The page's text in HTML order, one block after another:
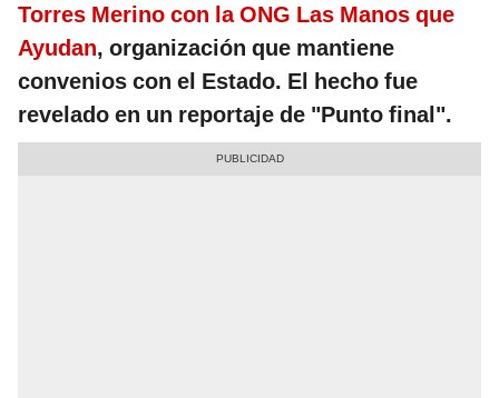
Torres Merino con la ONG Las Manos que
Ayudan, organización que mantiene
convenios con el Estado. El hecho fue
revelado en un reportaje de "Punto final".